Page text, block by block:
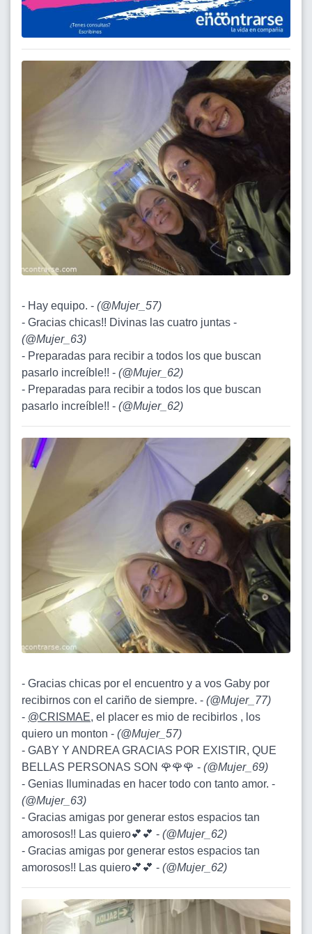
- Hay equipo. - (@Mujer_57)
- Gracias chicas!! Divinas las cuatro juntas -
(@Mujer_63)
- Preparadas para recibir a todos los que buscan
pasarlo increíble!! - (@Mujer_62)
- Preparadas para recibir a todos los que buscan
pasarlo increíble!! - (@Mujer_62)
- Gracias chicas por el encuentro y a vos Gaby por
recibirnos con el cariño de siempre. - (@Mujer_77)
- @CRISMAE, el placer es mio de recibirlos , los
quiero un monton - (@Mujer_57)
- GABY Y ANDREA GRACIAS POR EXISTIR, QUE
BELLAS PERSONAS SON 🌹🌹🌹 - (@Mujer_69)
- Genias Iluminadas en hacer todo con tanto amor. -
(@Mujer_63)
- Gracias amigas por generar estos espacios tan
amorosos!! Las quiero💕💕 - (@Mujer_62)
- Gracias amigas por generar estos espacios tan
amorosos!! Las quiero💕💕 - (@Mujer_62)